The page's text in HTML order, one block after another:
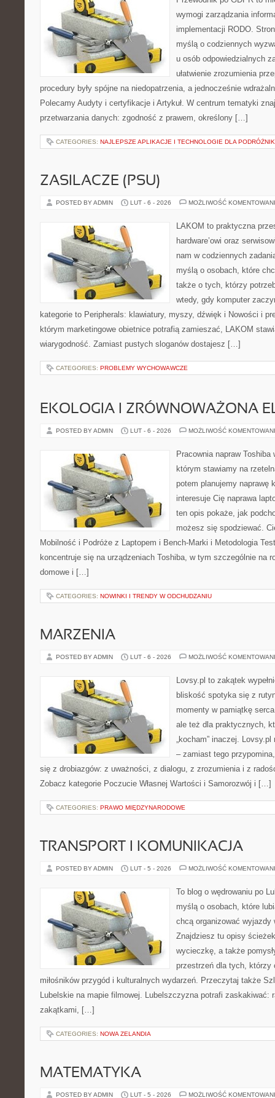
wymogi zarządzania
implementacji RODO.
myślą o codziennych
u osób odpowiedzialnych
ułatwienie zrozumienia
procedury były spójne na niedopatrzenia, a jednocześnie
Polecamy Audyty i certyfikacje i Artykuł. W centrum tematyki
przetwarzania danych: zgodność z prawem, określony […]
CATEGORIES: NAJLEPSZE APLIKACJE I TECHNOLOGIE DLA
ZASILACZE (PSU)
POSTED BY ADMIN LUT - 6 - 2026 MOŻLIWOŚĆ
LAKOM to praktyczna
hardware’owi oraz
nam w codziennych
myślą o osobach, które
także o tych, którzy
wtedy, gdy komputer
kategorie to Peripherals: klawiatury, myszy, dźwięk i Nowości i
którym marketingowe obietnice potrafią zamieszać, LAKOM
wiarygodność. Zamiast pustych sloganów dostajesz […]
CATEGORIES: PROBLEMY WYCHOWAWCZE
EKOLOGIA I ZRÓWNOWAŻONA
POSTED BY ADMIN LUT - 6 - 2026 MOŻLIWOŚĆ
Pracownia napraw
którym stawiamy na
potem planujemy naprawę
interesuje Cię naprawa
ten opis pokaże, jak
możesz się spodziewać.
Mobilność i Podróże z Laptopem i Bench-Marki i Metodologia
koncentruje się na urządzeniach Toshiba, w tym szczególnie na
domowe i […]
CATEGORIES: NOWINKI I TRENDY W ODCHUDZANIU
MARZENIA
POSTED BY ADMIN LUT - 6 - 2026 MOŻLIWOŚĆ
Lovsy.pl to zakątek
bliskość spotyka się z
momenty w pamiątkę
ale też dla praktycznych,
„kocham” inaczej.
– zamiast tego
się z drobiazgów: z uważności, z dialogu, z zrozumienia i z
Zobacz kategorie Poczucie Własnej Wartości i Samorozwój i […]
CATEGORIES: PRAWO MIĘDZYNARODOWE
TRANSPORT I KOMUNIKACJA
POSTED BY ADMIN LUT - 5 - 2026 MOŻLIWOŚĆ
To blog o wędrowaniu po
myślą o osobach, które
chcą organizować wyjazdy
Znajdziesz tu opisy
wycieczkę, a także
przestrzeń dla tych, którzy
miłośników przygód i kulturalnych wydarzeń. Przeczytaj także
Lubelskie na mapie filmowej. Lubelszczyzna potrafi zaskakiwać:
zakątkami, […]
CATEGORIES: NOWA ZELANDIA
MATEMATYKA
POSTED BY ADMIN LUT - 5 - 2026 MOŻLIWOŚĆ